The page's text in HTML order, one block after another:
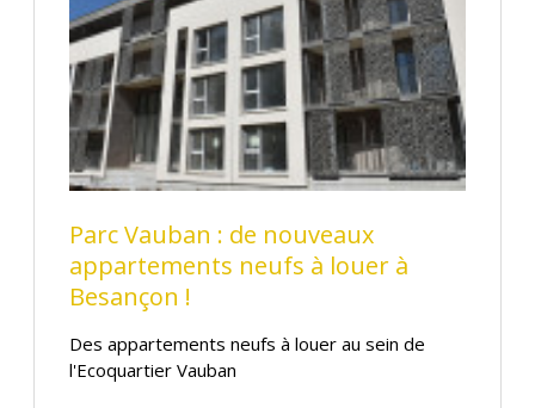
Parc Vauban : de nouveaux
appartements neufs à louer à
Besançon !
Des appartements neufs à louer au sein de
l'Ecoquartier Vauban